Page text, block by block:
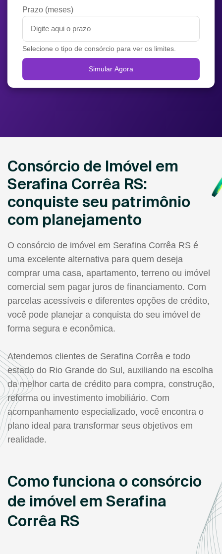
Prazo (meses)
Selecione o tipo de consórcio para ver os limites.
Simular Agora
Consórcio de Imóvel em
Serafina Corrêa RS:
conquiste seu patrimônio
com planejamento
O consórcio de imóvel em Serafina Corrêa RS é
uma excelente alternativa para quem deseja
comprar uma casa, apartamento, terreno ou imóvel
comercial sem pagar juros de financiamento. Com
parcelas acessíveis e diferentes opções de crédito,
você pode planejar a conquista do seu imóvel de
forma segura e econômica.
Atendemos clientes de Serafina Corrêa e todo
estado do Rio Grande do Sul, auxiliando na escolha
da melhor carta de crédito para compra, construção,
reforma ou investimento imobiliário. Com
acompanhamento especializado, você encontra o
plano ideal para transformar seus objetivos em
realidade.
Como funciona o consórcio
de imóvel em Serafina
Corrêa RS